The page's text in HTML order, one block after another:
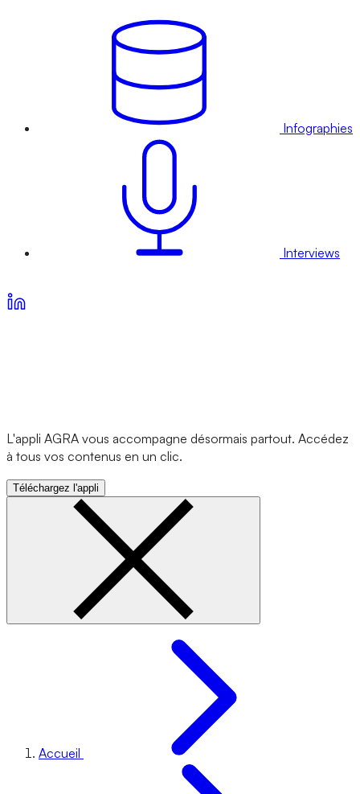
Infographies
Interviews
L'appli AGRA vous accompagne désormais partout. Accédez
à tous vos contenus en un clic.
Téléchargez l'appli
Accueil